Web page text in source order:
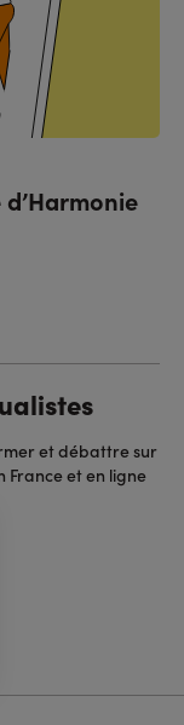
et débattre sur
France et en ligne